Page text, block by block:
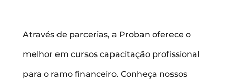
Através de parcerias, a Proban oferece o
melhor em cursos capacitação profissional
para o ramo financeiro. Conheça nossos